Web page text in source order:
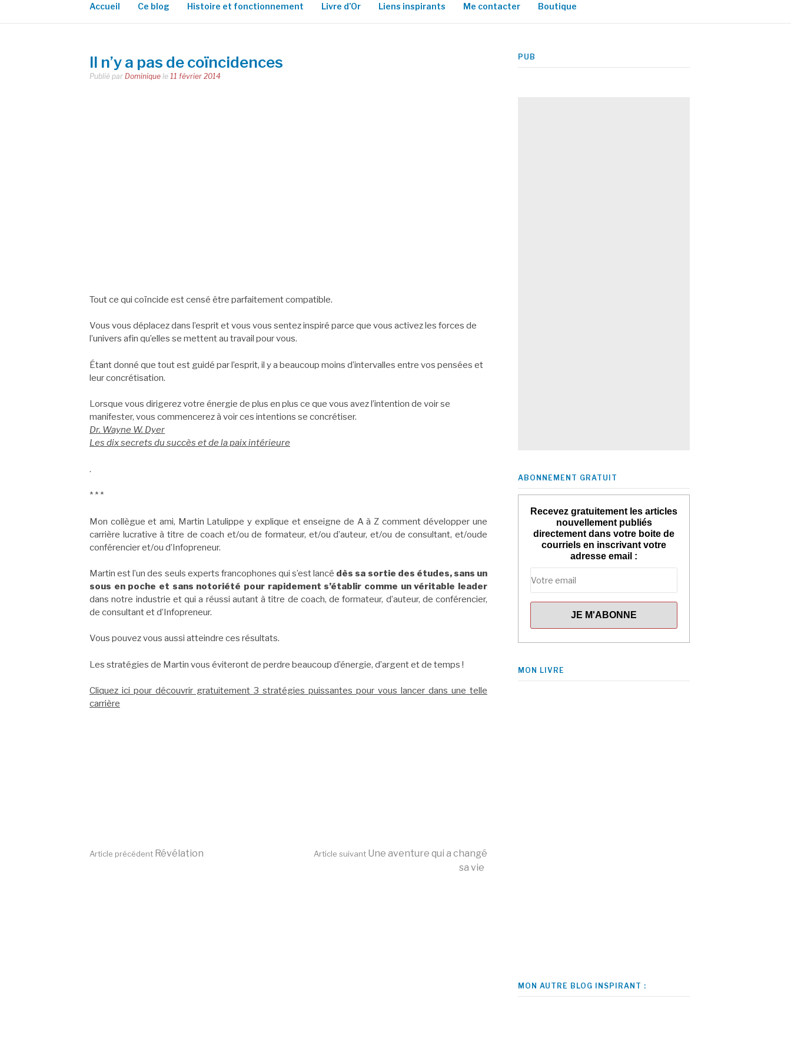
Accueil Ce blog Histoire et fonctionnement Livre d’Or Liens inspirants Me contacter Boutique
Il n’y a pas de coïncidences
Publié par Dominique le 11 février 2014
Tout ce qui coïncide est censé être parfaitement compatible.
Vous vous déplacez dans l’esprit et vous vous sentez inspiré parce que vous activez les forces de
l’univers afin qu’elles se mettent au travail pour vous.
Étant donné que tout est guidé par l’esprit, il y a beaucoup moins d’intervalles entre vos pensées et
leur concrétisation.
Lorsque vous dirigerez votre énergie de plus en plus ce que vous avez l’intention de voir se
manifester, vous commencerez à voir ces intentions se concrétiser.
Dr. Wayne W. Dyer
Les dix secrets du succès et de la paix intérieure
.
* * *
Mon collègue et ami, Martin Latulippe y explique et enseigne de A à Z comment développer une
carrière lucrative à titre de coach et/ou de formateur, et/ou d’auteur, et/ou de consultant, et/oude
conférencier et/ou d’Infopreneur.
Martin est l’un des seuls experts francophones qui s’est lancé dès sa sortie des études, sans un
sous en poche et sans notoriété pour rapidement s’établir comme un véritable leader
dans notre industrie et qui a réussi autant à titre de coach, de formateur, d’auteur, de conférencier,
de consultant et d’Infopreneur.
Vous pouvez vous aussi atteindre ces résultats.
Les stratégies de Martin vous éviteront de perdre beaucoup d’énergie, d’argent et de temps !
Cliquez ici pour découvrir gratuitement 3 stratégies puissantes pour vous lancer dans une telle
carrière
Lire
Article précédent Révélation Article suivant Une aventure qui a changé
sa vie
PUB
ABONNEMENT GRATUIT
Recevez gratuitement les articles
nouvellement publiés
directement dans votre boite de
courriels en inscrivant votre
adresse email :
MON LIVRE
MON AUTRE BLOG INSPIRANT :